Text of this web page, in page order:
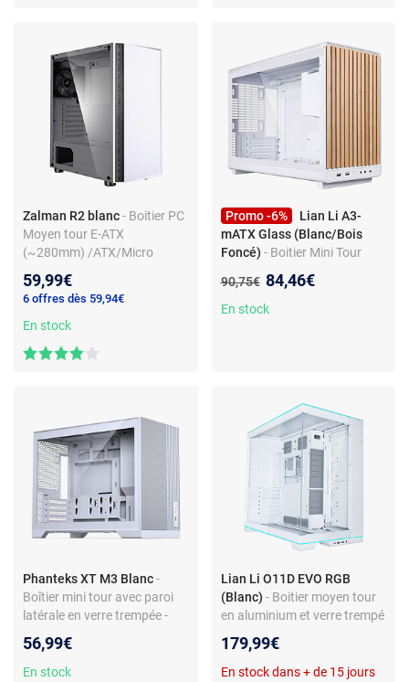
Zalman R2 blanc- Boitier PC
Moyen tour E-ATX
(~280mm) /ATX/Micro
1x120mm LED RGB) -
USB3.0-2.0/HD Audio - 1
Panneau en verre trempé
59,99€
6 offres dès 59,94€
En stock
Promo -6%
Lian Li A3-
mATX Glass (Blanc/Bois
Foncé) - Boitier Mini Tour
trempé et façade en bois
foncé conçu en collaboration
Ancien prix :
90,75€ Nouveau prix :
84,46€
En stock
Phanteks XT M3 Blanc-
Boîtier mini tour avec paroi
latérale en verre trempée -
Project Zero
56,99€
En stock
Lian Li O11D EVO RGB
(Blanc) - Boitier moyen tour
en aluminium et verre trempé
179,99€
En stock dans + de 15 jours